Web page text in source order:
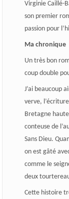
Virginie Caillé-
son premier
passion pour
Ma chronique
Un très bon
coup double
J’ai beaucoup
verve,
Bretagne
conteuse de
Sans Dieu.
on est gâté
comme le
deux
Cette histoire